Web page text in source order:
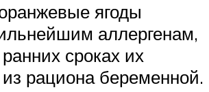
ягоды
аллергенам,
сроках их
рациона беременной.